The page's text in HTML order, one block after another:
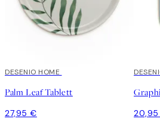
DESENIO HOME
Palm Leaf Tablett
27,95 €